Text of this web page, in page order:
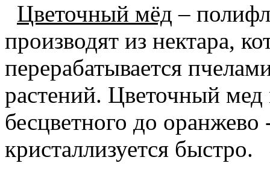
Цветочный мёд –
производят из нектара,
перерабатывается
растений. Цветочный
бесцветного до оранжево
кристаллизуется быстро.